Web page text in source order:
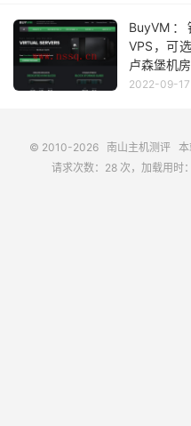
BuyVM
VPS，可
卢森堡机
2022-09-17
© 2010-2026 南山主机测评本
请求次数：28 次，加载用时